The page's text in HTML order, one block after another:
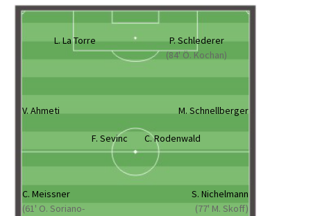
L. La Torre
P. Schlederer
(84' Ö. Kochan)
V. Ahmeti M. Schnellberger
F. Sevinc C. Rodenwald
C. Meissner
(61' O. Soriano-
S. Nichelmann
(77' M. Skoff)